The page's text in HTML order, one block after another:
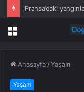
Fransa’daki
Menü
Anasayfa /Yaşam
Yaşam